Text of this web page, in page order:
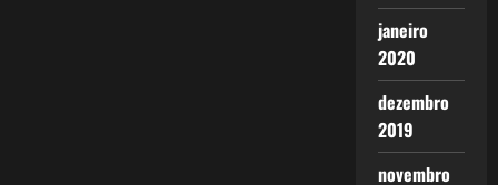
janeiro
2020
dezembro
2019
novembro